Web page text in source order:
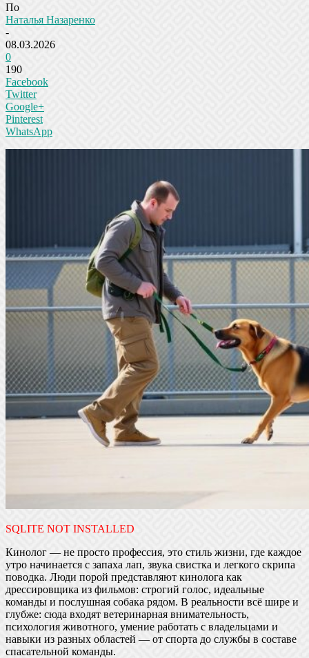
По
Наталья Назаренко
-
08.03.2026
0
190
Facebook
Twitter
Google+
Pinterest
WhatsApp
SQLITE NOT INSTALLED
Кинолог — не просто профессия, это стиль жизни, где каждое
утро начинается с запаха лап, звука свистка и легкого скрипа
поводка. Люди порой представляют кинолога как
дрессировщика из фильмов: строгий голос, идеальные
команды и послушная собака рядом. В реальности всё шире и
глубже: сюда входят ветеринарная внимательность,
психология животного, умение работать с владельцами и
навыки из разных областей — от спорта до службы в составе
спасательной команды.